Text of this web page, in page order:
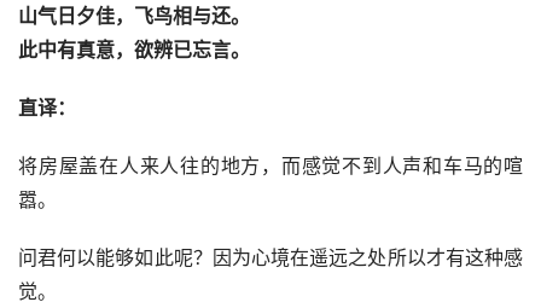
山气日夕佳，飞鸟相与还。
此中有真意，欲辨已忘言。
直译：
将房屋盖在人来人往的地方，而感觉不到人声和车马的喧
嚣。
问君何以能够如此呢？因为心境在遥远之处所以才有这种感
觉。